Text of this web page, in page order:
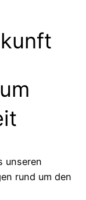
unseren
rund um den